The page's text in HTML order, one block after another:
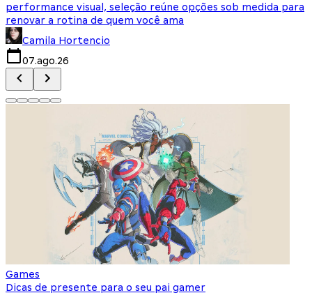
performance visual, seleção reúne opções sob medida para
renovar a rotina de quem você ama
Camila Hortencio
07.ago.26
Games
Dicas de presente para o seu pai gamer